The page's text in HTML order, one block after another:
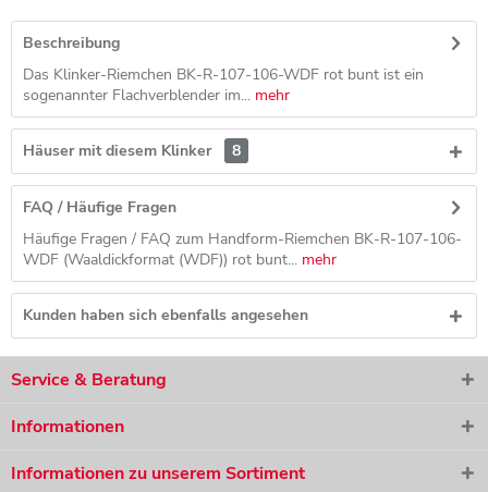
Beschreibung
Das Klinker-Riemchen BK-R-107-106-WDF rot bunt ist ein
sogenannter Flachverblender im... mehr
Häuser mit diesem Klinker 8
FAQ / Häufige Fragen
Häufige Fragen / FAQ zum Handform-Riemchen BK-R-107-106-
WDF (Waaldickformat (WDF)) rot bunt... mehr
Kunden haben sich ebenfalls angesehen
Service & Beratung
Informationen
Informationen zu unserem Sortiment